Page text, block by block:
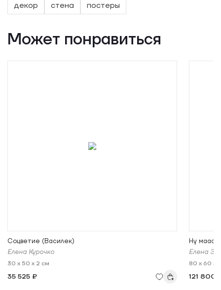
декор
стена постеры
Может понравиться
Соцветие (Василек)
Елена Курочко
30 x 50 x 2 см
35 525 ₽
Ну мааам!
Елена
80 x 60 x
121 800